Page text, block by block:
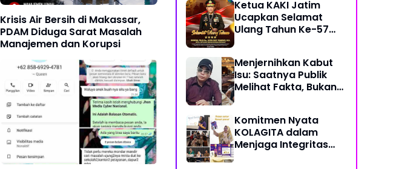
Krisis Air Bersih di Makassar,
PDAM Diduga Sarat Masalah
Manajemen dan Korupsi
Ketua KAKI Jatim
Ucapkan Selamat
Ulang Tahun Ke-57
Semoga Selalu Sehat
Sukses Berkah Umur
Menjernihkan Kabut
Isu: Saatnya Publik
Melihat Fakta, Bukan
Komitmen Nyata
KOLAGITA dalam
Menjaga Integritas